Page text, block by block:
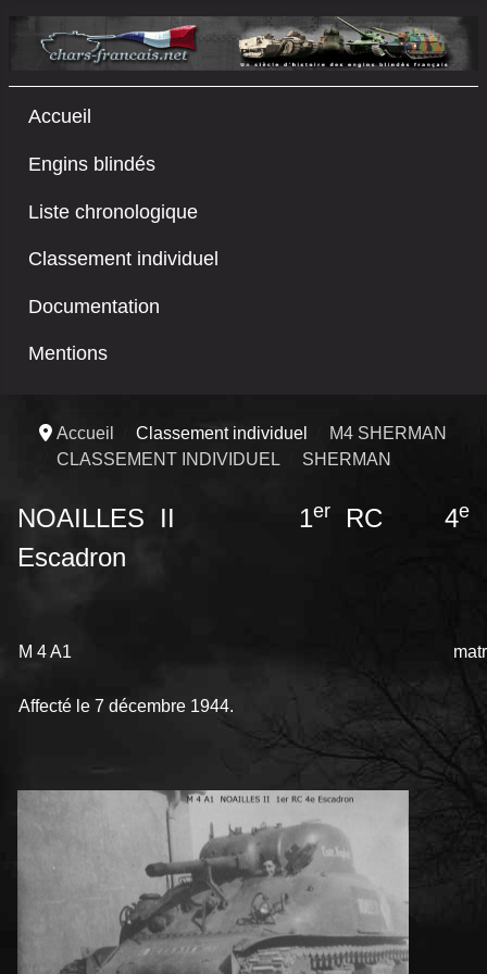
Accueil
Engins blindés
Liste chronologique
Classement individuel
Documentation
Mentions
Accueil Classement individuel
M4 SHERMAN
CLASSEMENT INDIVIDUEL
SHERMAN
NOAILLES II 1erRC 4e
Escadron
M 4 A1
Affecté le 7 décembre 1944.